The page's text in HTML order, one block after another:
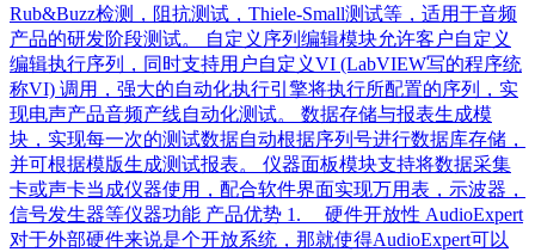
Rub&Buzz检测，阻抗测试，Thiele-Small测试等，适用于音频
产品的研发阶段测试。 自定义序列编辑模块允许客户自定义
编辑执行序列，同时支持用户自定义VI (LabVIEW写的程序统
称VI) 调用，强大的自动化执行引擎将执行所配置的序列，实
现电声产品音频产线自动化测试。 数据存储与报表生成模
块，实现每一次的测试数据自动根据序列号进行数据库存储，
并可根据模版生成测试报表。 仪器面板模块支持将数据采集
卡或声卡当成仪器使用，配合软件界面实现万用表，示波器，
信号发生器等仪器功能 产品优势 1. 硬件开放性 AudioExpert
对于外部硬件来说是个开放系统，那就使得AudioExpert可以